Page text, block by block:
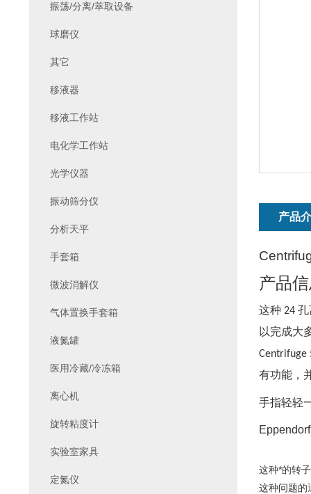
产品
产品
这种 24
以完成大
Centrifuge
有功能，
手指轻轻
这种*的转
这种问题的
振荡/分离/萃取设备
球磨仪
其它
移液器
移液工作站
电化学工作站
光学仪器
振动筛分仪
分析天平
手套箱
微波消解仪
气体置换手套箱
液氮罐
医用冷藏/冷冻箱
离心机
旋转粘度计
实验室家具
定氮仪